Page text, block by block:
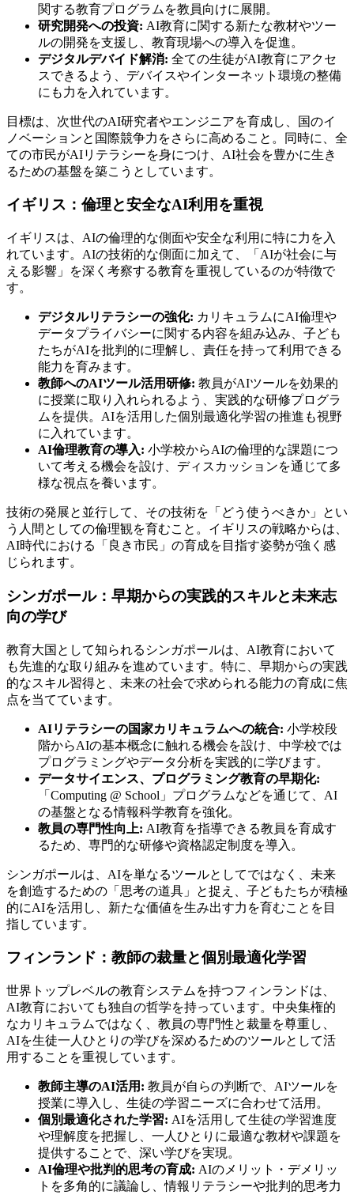
関する教育プログラムを教員向けに展開。
研究開発への投資: AI教育に関する新たな教材やツー
ルの開発を支援し、教育現場への導入を促進。
デジタルデバイド解消: 全ての生徒がAI教育にアクセ
スできるよう、デバイスやインターネット環境の整備
にも力を入れています。
目標は、次世代のAI研究者やエンジニアを育成し、国のイ
ノベーションと国際競争力をさらに高めること。同時に、全
ての市民がAIリテラシーを身につけ、AI社会を豊かに生き
るための基盤を築こうとしています。
イギリス：倫理と安全なAI利用を重視
イギリスは、AIの倫理的な側面や安全な利用に特に力を入
れています。AIの技術的な側面に加えて、「AIが社会に与
える影響」を深く考察する教育を重視しているのが特徴で
す。
デジタルリテラシーの強化: カリキュラムにAI倫理や
データプライバシーに関する内容を組み込み、子ども
たちがAIを批判的に理解し、責任を持って利用できる
能力を育みます。
教師へのAIツール活用研修: 教員がAIツールを効果的
に授業に取り入れられるよう、実践的な研修プログラ
ムを提供。AIを活用した個別最適化学習の推進も視野
に入れています。
AI倫理教育の導入: 小学校からAIの倫理的な課題につ
いて考える機会を設け、ディスカッションを通じて多
様な視点を養います。
技術の発展と並行して、その技術を「どう使うべきか」とい
う人間としての倫理観を育むこと。イギリスの戦略からは、
AI時代における「良き市民」の育成を目指す姿勢が強く感
じられます。
シンガポール：早期からの実践的スキルと未来志
向の学び
教育大国として知られるシンガポールは、AI教育において
も先進的な取り組みを進めています。特に、早期からの実践
的なスキル習得と、未来の社会で求められる能力の育成に焦
点を当てています。
AIリテラシーの国家カリキュラムへの統合: 小学校段
階からAIの基本概念に触れる機会を設け、中学校では
プログラミングやデータ分析を実践的に学びます。
データサイエンス、プログラミング教育の早期化:
「Computing @ School」プログラムなどを通じて、AI
の基盤となる情報科学教育を強化。
教員の専門性向上: AI教育を指導できる教員を育成す
るため、専門的な研修や資格認定制度を導入。
シンガポールは、AIを単なるツールとしてではなく、未来
を創造するための「思考の道具」と捉え、子どもたちが積極
的にAIを活用し、新たな価値を生み出す力を育むことを目
指しています。
フィンランド：教師の裁量と個別最適化学習
世界トップレベルの教育システムを持つフィンランドは、
AI教育においても独自の哲学を持っています。中央集権的
なカリキュラムではなく、教員の専門性と裁量を尊重し、
AIを生徒一人ひとりの学びを深めるためのツールとして活
用することを重視しています。
教師主導のAI活用: 教員が自らの判断で、AIツールを
授業に導入し、生徒の学習ニーズに合わせて活用。
個別最適化された学習: AIを活用して生徒の学習進度
や理解度を把握し、一人ひとりに最適な教材や課題を
提供することで、深い学びを実現。
AI倫理や批判的思考の育成: AIのメリット・デメリッ
トを多角的に議論し、情報リテラシーや批判的思考力